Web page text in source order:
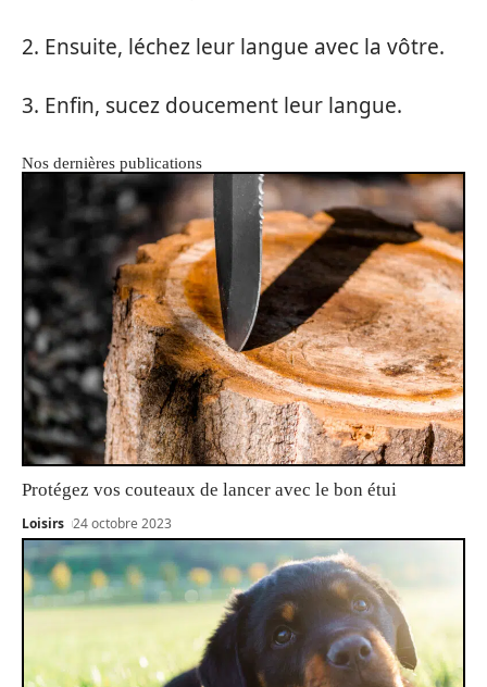
2. Ensuite, léchez leur langue avec la vôtre.
3. Enfin, sucez doucement leur langue.
Nos dernières publications
Protégez vos couteaux de lancer avec le bon étui
Loisirs 24 octobre 2023